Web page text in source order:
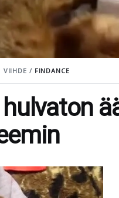
VIIHDE / FINDANCE